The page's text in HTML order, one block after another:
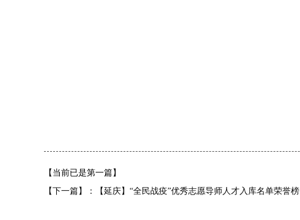
【当前已是第一篇】
【下一篇】：【延庆】“全民战疫”优秀志愿导师人才入库名单荣誉榜